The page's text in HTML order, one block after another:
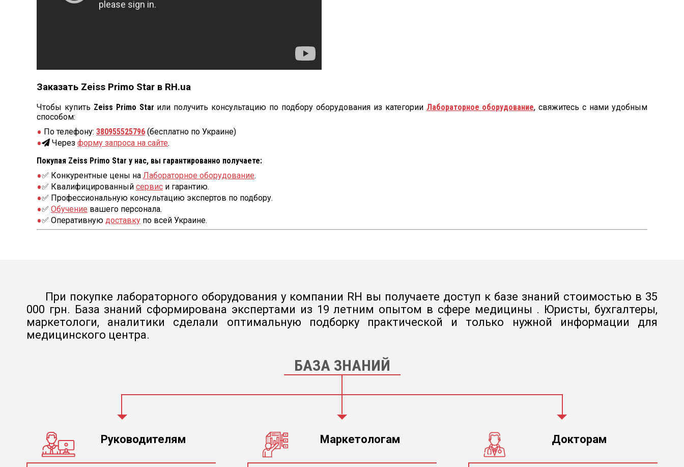
Заказать Zeiss Primo Star в RH.ua
Чтобы купить Zeiss Primo Star или получить консультацию по подбору оборудования из категории Лабораторное оборудование, свяжитесь с нами удобным
способом:
По телефону: 380955525796 (бесплатно по Украине)
Через форму запроса на сайте.
Покупая Zeiss Primo Star у нас, вы гарантированно получаете:
✅ Конкурентные цены на Лабораторное оборудование.
✅ Квалифицированный сервис и гарантию.
✅ Профессиональную консультацию экспертов по подбору.
✅ Обучение вашего персонала.
✅ Оперативную доставку по всей Украине.
При покупке лабораторного оборудования у компании RH вы получаете доступ к базе знаний стоимостью в 35
000 грн. База знаний сформирована экспертами из 19 летним опытом в сфере медицины . Юристы, бухгалтеры,
маркетологи, аналитики сделали оптимальную подборку практической и только нужной информации для
медицинского центра.
БАЗА ЗНАНИЙ
Руководителям Маркетологам Докторам